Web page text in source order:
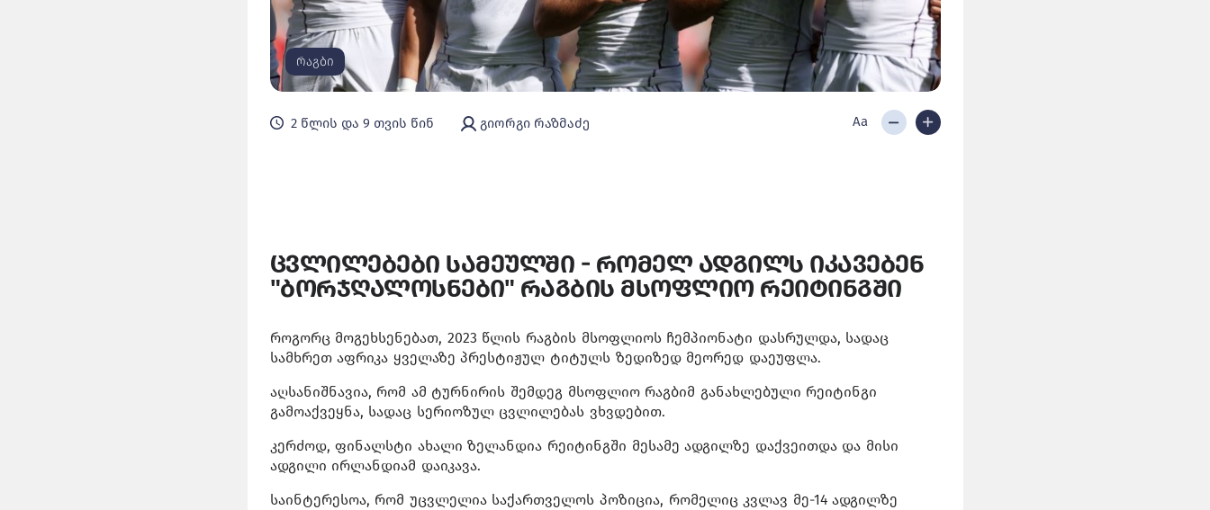
რაგბი
2 წლის და 9 თვის წინ გიორგი რაზმაძე Aa
ცვლილებები სამეულში - რომელ ადგილს იკავებენ
"ბორჯღალოსნები" რაგბის მსოფლიო რეიტინგში
როგორც მოგეხსენებათ, 2023 წლის რაგბის მსოფლიოს ჩემპიონატი დასრულდა, სადაც
სამხრეთ აფრიკა ყველაზე პრესტიჟულ ტიტულს ზედიზედ მეორედ დაეუფლა.
აღსანიშნავია, რომ ამ ტურნირის შემდეგ მსოფლიო რაგბიმ განახლებული რეიტინგი
გამოაქვეყნა, სადაც სერიოზულ ცვლილებას ვხვდებით.
კერძოდ, ფინალსტი ახალი ზელანდია რეიტინგში მესამე ადგილზე დაქვეითდა და მისი
ადგილი ირლანდიამ დაიკავა.
საინტერესოა, რომ უცვლელია საქართველოს პოზიცია, რომელიც კვლავ მე-14 ადგილზე